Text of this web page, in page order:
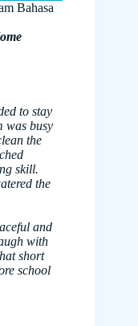
Bahasa
to stay
was busy
the
skill.
the
and
with
short
school